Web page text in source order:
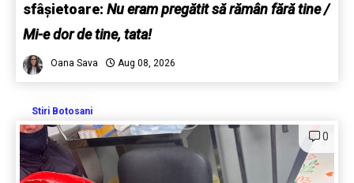
sfâșietoare: Nu eram pregătit să rămân fără tine /
Mi-e dor de tine, tata!
Oana Sava Aug 08, 2026
Stiri Botosani
0